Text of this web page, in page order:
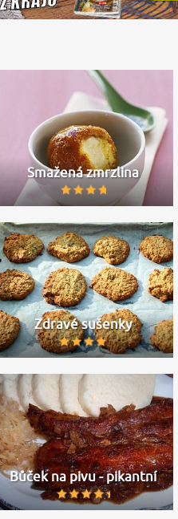
Smažená zmrzlina
Zdravé sušenky
Bůček na pivu - pikantní